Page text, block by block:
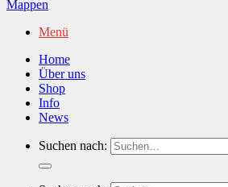
Menü
Home
Über uns
Shop
Info
News
Suchen nach: